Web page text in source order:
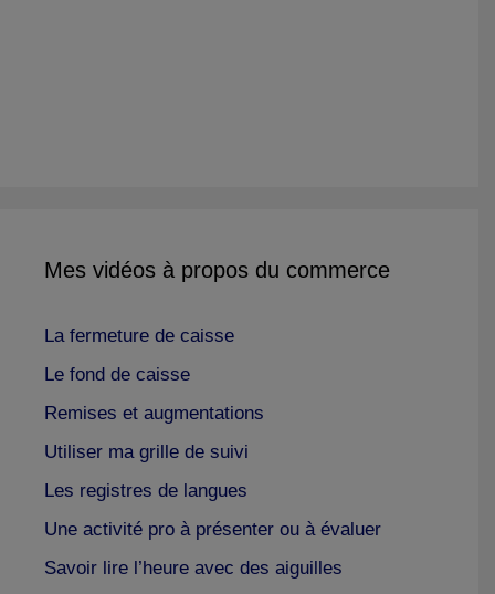
Mes vidéos à propos du commerce
La fermeture de caisse
Le fond de caisse
Remises et augmentations
Utiliser ma grille de suivi
Les registres de langues
Une activité pro à présenter ou à évaluer
Savoir lire l’heure avec des aiguilles